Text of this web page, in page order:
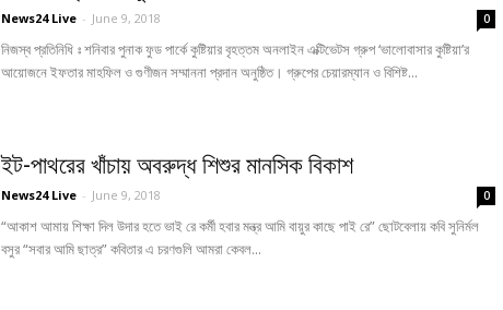
News24 Live - June 9, 2018 0
নিজস্ব প্রতিনিধি ঃ শনিবার পুনাক ফুড পার্কে কুষ্টিয়ার বৃহত্তম অনলাইন এক্টিভেটস গ্রুপ ‘ভালোবাসার কুষ্টিয়া’র
আয়োজনে ইফতার মাহফিল ও গুণীজন সম্মাননা প্রদান অনুষ্ঠিত। গ্রুপের চেয়ারম্যান ও বিশিষ্ট...
ইট-পাথরের খাঁচায় অবরুদ্ধ শিশুর মানসিক বিকাশ
News24 Live - June 9, 2018 0
“আকাশ আমায় শিক্ষা দিল উদার হতে ভাই রে কর্মী হবার মন্ত্র আমি বায়ুর কাছে পাই রে” ছোটবেলায় কবি সুনির্মল
বসুর “সবার আমি ছাত্র” কবিতার এ চরণগুলি আমরা কেবল...